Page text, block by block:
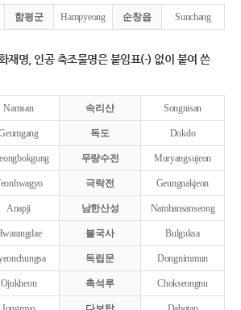
함평군 Hampyeong 순창읍 Sunchang
재명, 인공 축조물명은 붙임표(-) 없이 붙여 쓴
Namsan 속리산 Songnisan
독도 Dokdo
무량수전 Muryangsujeon
극락전 Geungnakjeon
Anapji 남한산성 Namhansanseong
불국사 Bulguksa
독립문 Dongnimmun
Ojukheon 촉석루 Chokseongnu